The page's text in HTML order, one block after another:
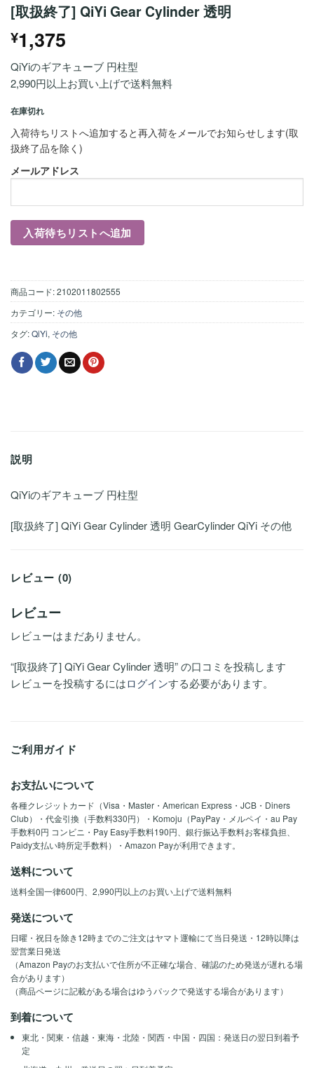
[取扱終了] QiYi Gear Cylinder 透明
¥1,375
QiYiのギアキューブ 円柱型
2,990円以上お買い上げで送料無料
在庫切れ
入荷待ちリストへ追加すると再入荷をメールでお知らせします(取
扱終了品を除く)
メールアドレス
商品コード:2102011802555
カテゴリー: その他
タグ:QiYi, その他
説明
QiYiのギアキューブ 円柱型
[取扱終了] QiYi Gear Cylinder 透明 GearCylinder QiYi その他
レビュー (0)
レビュー
レビューはまだありません。
“[取扱終了] QiYi Gear Cylinder 透明” の口コミを投稿します
レビューを投稿するにはログインする必要があります。
ご利用ガイド
お支払いについて
各種クレジットカード（Visa・Master・American Express・JCB・Diners
Club）・代金引換（手数料330円）・Komoju（PayPay・メルペイ・au Pay
手数料0円 コンビニ・Pay Easy手数料190円、銀行振込手数料お客様負担、
Paidy支払い時所定手数料）・Amazon Payが利用できます。
送料について
送料全国一律600円、2,990円以上のお買い上げで送料無料
発送について
日曜・祝日を除き12時までのご注文はヤマト運輸にて当日発送・12時以降は
翌営業日発送
（Amazon Payのお支払いで住所が不正確な場合、確認のため発送が遅れる場
合があります）
（商品ページに記載がある場合はゆうパックで発送する場合があります）
到着について
東北・関東・信越・東海・北陸・関西・中国・四国：発送日の翌日到着予
定